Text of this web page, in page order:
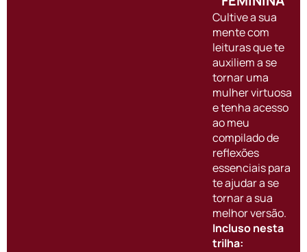
Cultive a sua
mente com
leituras que te
auxiliem a se
tornar uma
mulher virtuosa
e tenha acesso
ao meu
compilado de
reflexões
essenciais para
te ajudar a se
tornar a sua
melhor versão.
Incluso nesta
trilha: